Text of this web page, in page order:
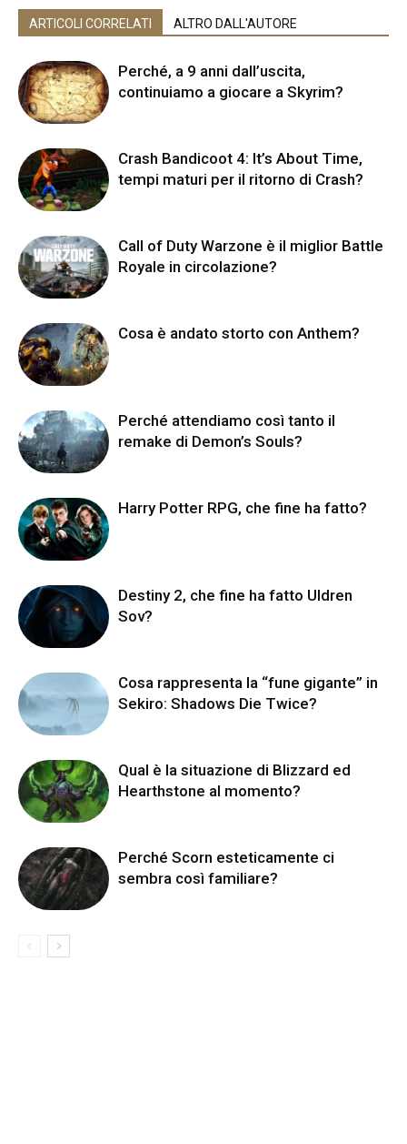
ARTICOLI CORRELATI ALTRO DALL'AUTORE
Perché, a 9 anni dall’uscita,
continuiamo a giocare a Skyrim?
Crash Bandicoot 4: It’s About Time,
tempi maturi per il ritorno di Crash?
Call of Duty Warzone è il miglior Battle
Royale in circolazione?
Cosa è andato storto con Anthem?
Perché attendiamo così tanto il
remake di Demon’s Souls?
Harry Potter RPG, che fine ha fatto?
Destiny 2, che fine ha fatto Uldren
Sov?
Cosa rappresenta la “fune gigante” in
Sekiro: Shadows Die Twice?
Qual è la situazione di Blizzard ed
Hearthstone al momento?
Perché Scorn esteticamente ci
sembra così familiare?